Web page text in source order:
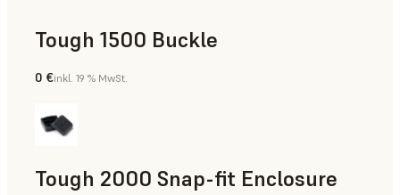
Tough 1500 Buckle
Technik
0 €inkl. 19 % MwSt.
Tough 2000 Snap-fit Enclosure